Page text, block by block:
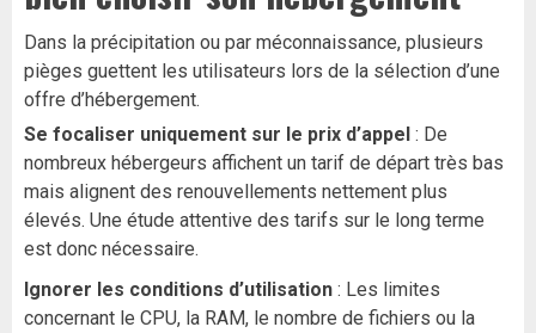
Dans la précipitation ou par méconnaissance, plusieurs
pièges guettent les utilisateurs lors de la sélection d’une
offre d’hébergement.
Se focaliser uniquement sur le prix d’appel : De
nombreux hébergeurs affichent un tarif de départ très bas
mais alignent des renouvellements nettement plus
élevés. Une étude attentive des tarifs sur le long terme
est donc nécessaire.
Ignorer les conditions d’utilisation : Les limites
concernant le CPU, la RAM, le nombre de fichiers ou la